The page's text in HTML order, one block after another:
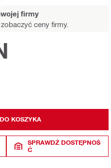
firmy
ceny firmy.
KOSZYKA
SPRAWDŹ DOSTĘPNOŚ
Ć